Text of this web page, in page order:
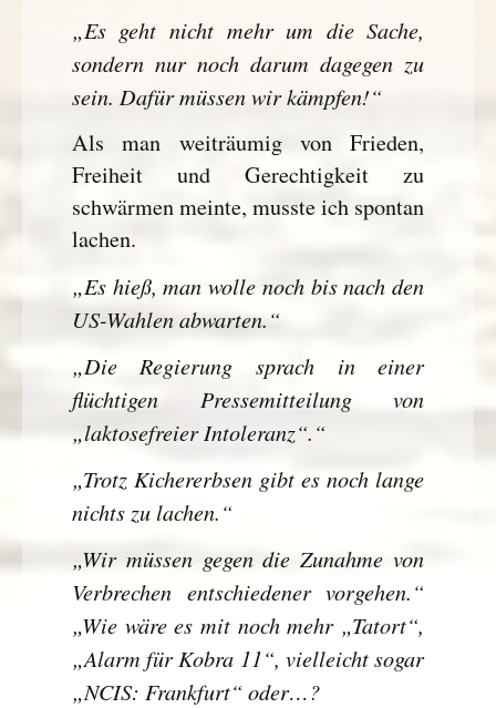
„Es geht nicht mehr um die Sache,
sondern nur noch darum dagegen zu
sein. Dafür müssen wir kämpfen!“
Als man weiträumig von Frieden,
Freiheit und Gerechtigkeit zu
schwärmen meinte, musste ich spontan
lachen.
„Es hieß, man wolle noch bis nach den
US-Wahlen abwarten.“
„Die Regierung sprach in einer
flüchtigen Pressemitteilung von
„laktosefreier Intoleranz“.“
„Trotz Kichererbsen gibt es noch lange
nichts zu lachen.“
„Wir müssen gegen die Zunahme von
Verbrechen entschiedener vorgehen.“
„Wie wäre es mit noch mehr „Tatort“,
„Alarm für Kobra 11“, vielleicht sogar
„NCIS: Frankfurt“ oder…?